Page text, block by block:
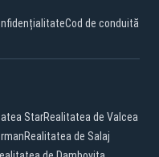
Cod de conduită
StarRealitatea de Valcea
Realitatea de Salaj